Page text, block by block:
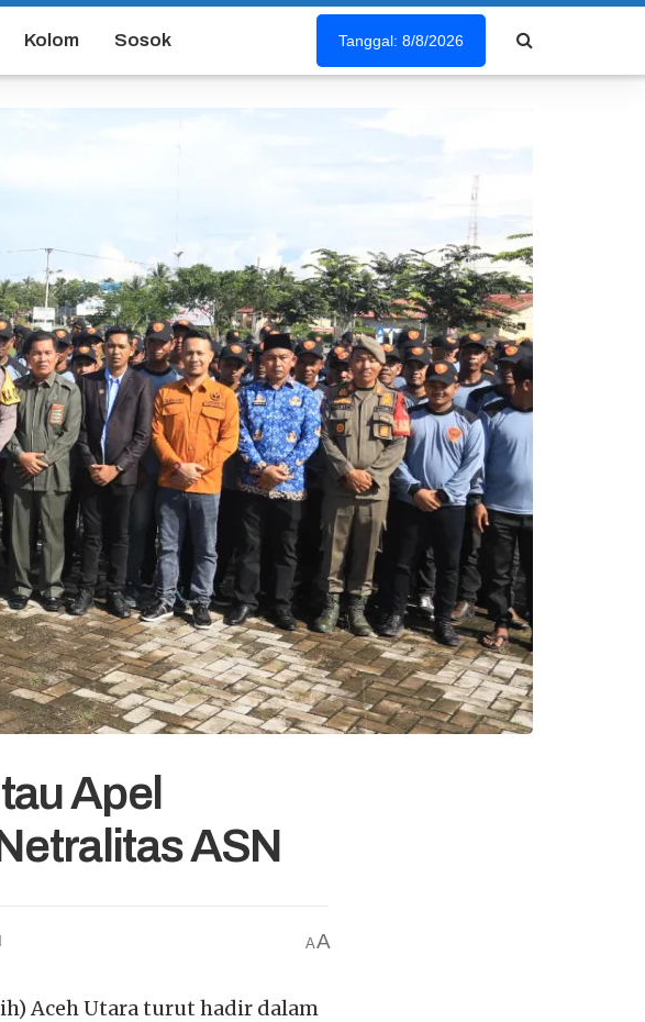
Kolom Sosok Tanggal: 8/8/2026
Apel
ASN
AA
Aceh Utara turut hadir dalam